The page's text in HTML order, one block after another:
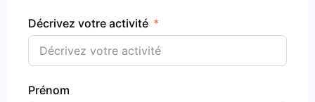
Décrivez votre activité
Prénom